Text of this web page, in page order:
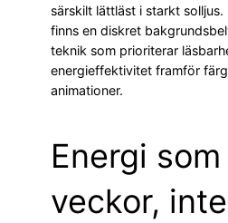
särskilt lättläst i starkt solljus.
finns en diskret
teknik som prioriterar
energieffektivitet framför
animationer.
Energi
veckor,